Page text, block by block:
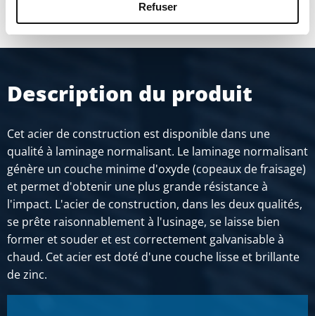
Refuser
Description du produit
Cet acier de construction est disponible dans une
qualité à laminage normalisant. Le laminage normalisant
génère un couche minime d'oxyde (copeaux de fraisage)
et permet d'obtenir une plus grande résistance à
l'impact. L'acier de construction, dans les deux qualités,
se prête raisonnablement à l'usinage, se laisse bien
former et souder et est correctement galvanisable à
chaud. Cet acier est doté d'une couche lisse et brillante
de zinc.